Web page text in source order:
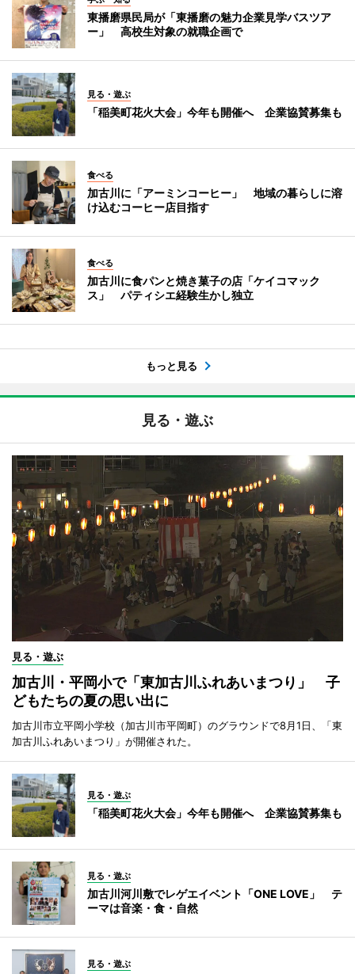
東播磨県民局が「東播磨の魅力企業見学バスツア
ー」 高校生対象の就職企画で
見る・遊ぶ
「稲美町花火大会」今年も開催へ 企業協賛募集も
食べる
加古川に「アーミンコーヒー」 地域の暮らしに溶
け込むコーヒー店目指す
食べる
加古川に食パンと焼き菓子の店「ケイコマック
ス」 パティシエ経験生かし独立
もっと見る
見る・遊ぶ
見る・遊ぶ
加古川・平岡小で「東加古川ふれあいまつり」 子
どもたちの夏の思い出に
加古川市立平岡小学校（加古川市平岡町）のグラウンドで8月1日、「東
加古川ふれあいまつり」が開催された。
見る・遊ぶ
「稲美町花火大会」今年も開催へ 企業協賛募集も
見る・遊ぶ
加古川河川敷でレゲエイベント「ONE LOVE」 テ
ーマは音楽・食・自然
見る・遊ぶ